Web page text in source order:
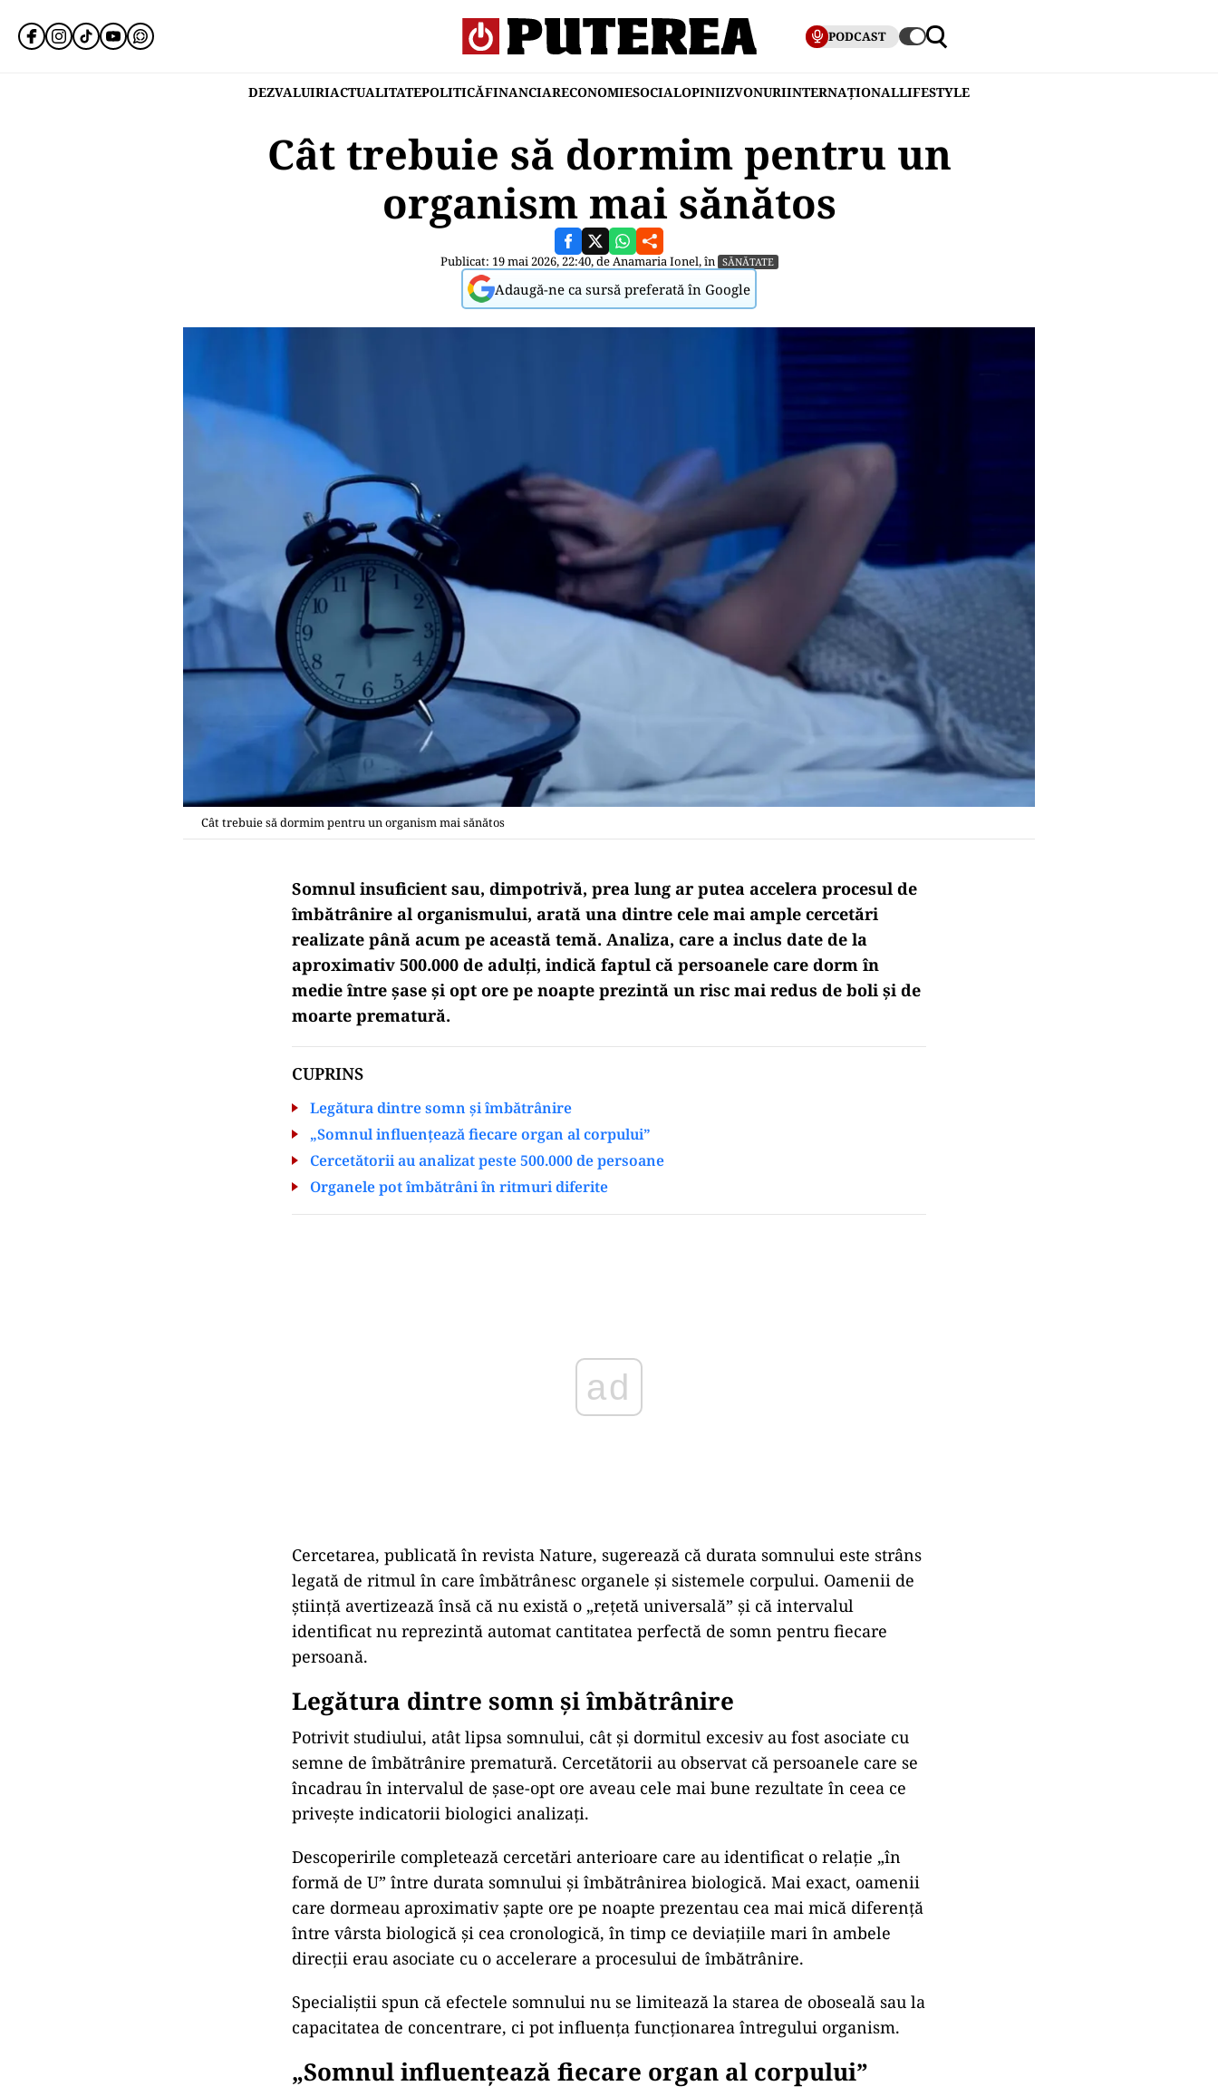
PODCAST
DEZVALUIRIACTUALITATEPOLITICĂFINANCIARECONOMIESOCIALOPINIIZVONURIINTERNAȚIONALLIFESTYLE
Cât trebuie să dormim pentru un
organism mai sănătos
Publicat: 19 mai 2026, 22:40, deAnamaria Ionel, în SĂNĂTATE
Adaugă-ne ca sursă preferată în Google
Cât trebuie să dormim pentru un organism mai sănătos
Somnul insuficient sau, dimpotrivă, prea lung ar putea accelera procesul de
îmbătrânire al organismului, arată una dintre cele mai ample cercetări
realizate până acum pe această temă. Analiza, care a inclus date de la
aproximativ 500.000 de adulți, indică faptul că persoanele care dorm în
medie între șase și opt ore pe noapte prezintă un risc mai redus de boli și de
moarte prematură.
CUPRINS
Legătura dintre somn și îmbătrânire
„Somnul influențează fiecare organ al corpului”
Cercetătorii au analizat peste 500.000 de persoane
Organele pot îmbătrâni în ritmuri diferite
Cercetarea, publicată în revista Nature, sugerează că durata somnului este strâns
legată de ritmul în care îmbătrânesc organele și sistemele corpului. Oamenii de
știință avertizează însă că nu există o „rețetă universală” și că intervalul
identificat nu reprezintă automat cantitatea perfectă de somn pentru fiecare
persoană.
Legătura dintre somn și îmbătrânire
Potrivit studiului, atât lipsa somnului, cât și dormitul excesiv au fost asociate cu
semne de îmbătrânire prematură. Cercetătorii au observat că persoanele care se
încadrau în intervalul de șase-opt ore aveau cele mai bune rezultate în ceea ce
privește indicatorii biologici analizați.
Descoperirile completează cercetări anterioare care au identificat o relație „în
formă de U” între durata somnului și îmbătrânirea biologică. Mai exact, oamenii
care dormeau aproximativ șapte ore pe noapte prezentau cea mai mică diferență
între vârsta biologică și cea cronologică, în timp ce deviațiile mari în ambele
direcții erau asociate cu o accelerare a procesului de îmbătrânire.
Specialiștii spun că efectele somnului nu se limitează la starea de oboseală sau la
capacitatea de concentrare, ci pot influența funcționarea întregului organism.
„Somnul influențează fiecare organ al corpului”